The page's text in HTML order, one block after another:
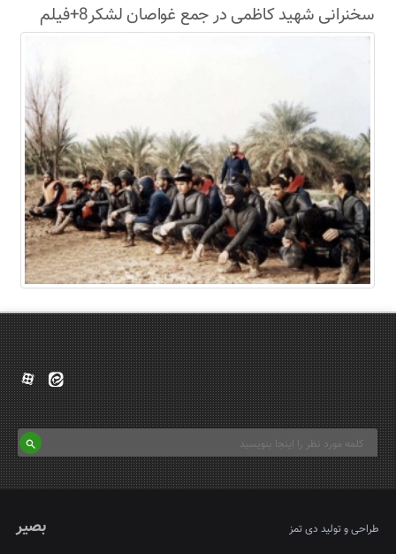
سخنرانی شهید کاظمی در جمع غواصان لشکر8+فیلم
طراحی و تولید دی تمز بصیر